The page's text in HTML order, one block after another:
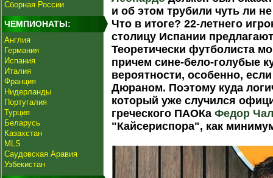
Сборная России
ЧЕМПИОНАТЫ:
Англия
Германия
Испания
Италия
Франция
Нидерланды
Португалия
Турция
Беларусь
Казахстан
MLS
Саудовская Аравия
Узбекистан
и об этом трубили чуть ли
Что в итоге? 22-летнего
столицу Испании
Теоретически футболиста
причем сине-бело-голубые
вероятности, особенно,
Дюраном. Поэтому куда
который уже случился
греческого ПАОКаФедор
"Кайсериспора", как